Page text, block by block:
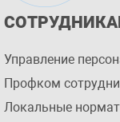
Управление
Профком
Локальные